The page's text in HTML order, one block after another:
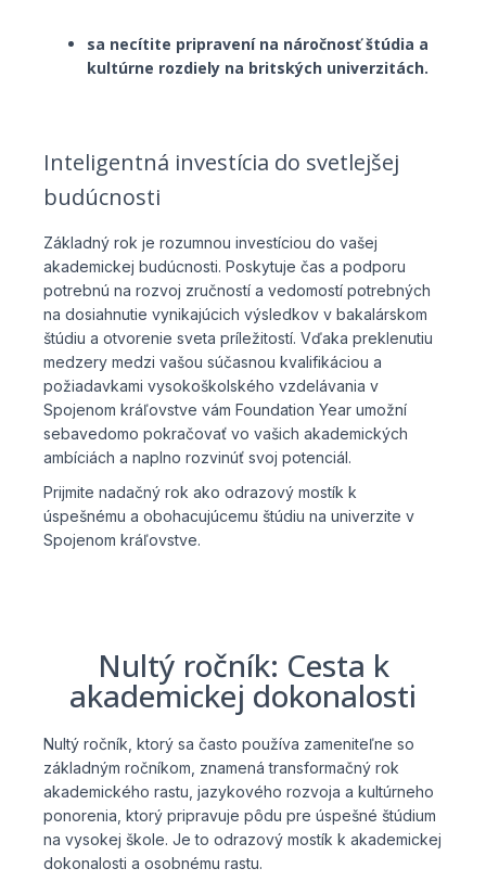
sa necítite pripravení na náročnosť štúdia a
kultúrne rozdiely na britských univerzitách.
Inteligentná investícia do svetlejšej
budúcnosti
Základný rok je rozumnou investíciou do vašej
akademickej budúcnosti. Poskytuje čas a podporu
potrebnú na rozvoj zručností a vedomostí potrebných
na dosiahnutie vynikajúcich výsledkov v bakalárskom
štúdiu a otvorenie sveta príležitostí. Vďaka preklenutiu
medzery medzi vašou súčasnou kvalifikáciou a
požiadavkami vysokoškolského vzdelávania v
Spojenom kráľovstve vám Foundation Year umožní
sebavedomo pokračovať vo vašich akademických
ambíciách a naplno rozvinúť svoj potenciál.
Prijmite nadačný rok ako odrazový mostík k
úspešnému a obohacujúcemu štúdiu na univerzite v
Spojenom kráľovstve.
Nultý ročník: Cesta k
akademickej dokonalosti
Nultý ročník, ktorý sa často používa zameniteľne so
základným ročníkom, znamená transformačný rok
akademického rastu, jazykového rozvoja a kultúrneho
ponorenia, ktorý pripravuje pôdu pre úspešné štúdium
na vysokej škole. Je to odrazový mostík k akademickej
dokonalosti a osobnému rastu.